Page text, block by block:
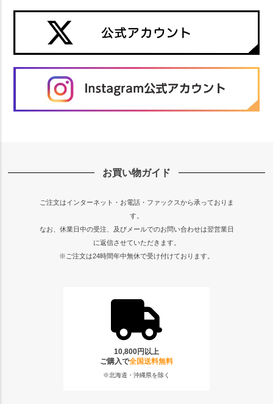
お買い物ガイド
ご注文はインターネット・お電話・ファックスから承っておりま
す。
なお、休業日中の受注、及びメールでのお問い合わせは翌営業日
に返信させていただきます。
※ご注文は24時間年中無休で受け付けております。
10,800円以上
ご購入で全国送料無料
※北海道・沖縄県を除く